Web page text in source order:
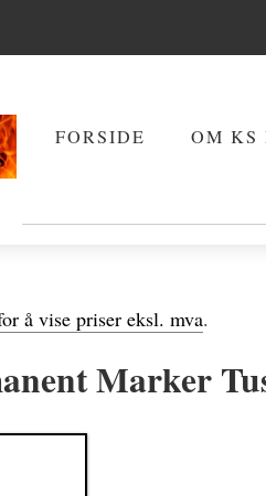
FORSIDE OM KS
å vise priser eksl. mva.
Marker